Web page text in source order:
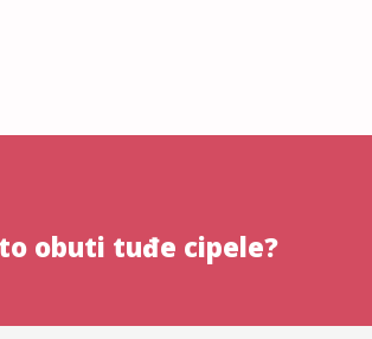
obuti tuđe cipele?